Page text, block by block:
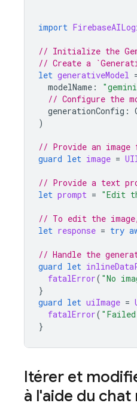
import
// Initialize the
// Create a
let generativeModel
modelName :
// Configure the
generationConfig :
)
// Provide an
guard let image =
// Provide a text
let prompt = "Edit
// To edit the
let response = try
// Handle the
guard let
fatalError( "No
}
guard let uiImage =
fatalError(
}
Itérer et
à l'aide du